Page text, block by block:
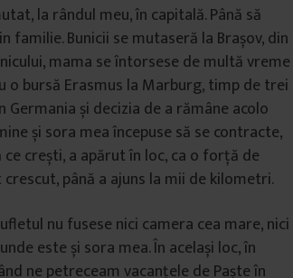
la rândul meu, în capitală. Până să
Bunicii se mutaseră la Brașov, din
mama se întorsese de multă vreme
o bursă Erasmus la Marburg, timp de trei
și decizia de a rămâne acolo
și sora mea începuse să se contracte,
crești, a apărut în loc, ca o forță de
până a ajuns la mii de kilometri.
nu fusese nici camera cea mare, nici
este și sora mea. În același loc, în
ne petreceam vacanțele de Paște în